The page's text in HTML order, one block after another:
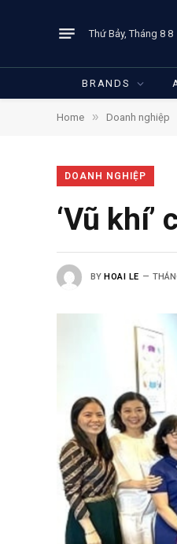
Thứ Bảy, Tháng 8 8
BRANDS
Home » Doanh nghiệp
DOANH NGHIỆP
‘Vũ
BY HOAI LE